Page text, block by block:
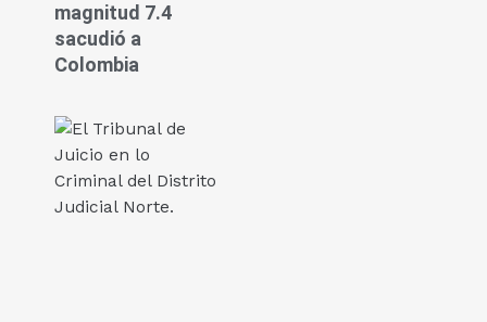
magnitud 7.4
sacudió a
Colombia